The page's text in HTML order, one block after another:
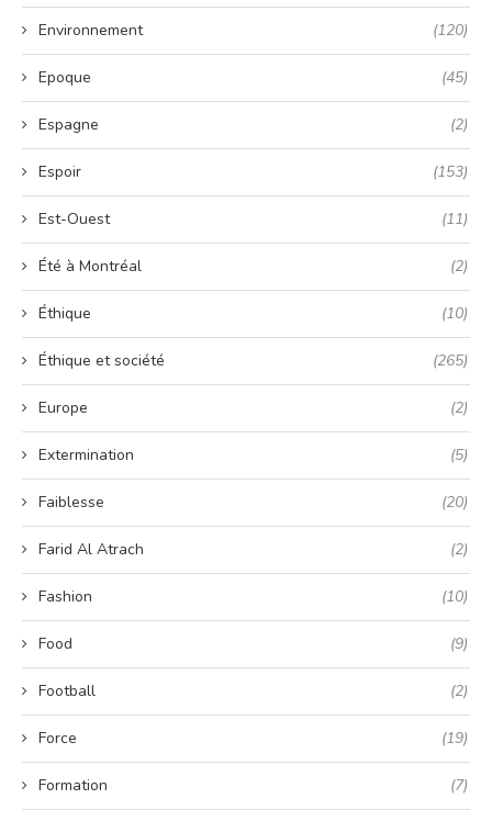
Environnement (120)
Epoque (45)
Espagne (2)
Espoir (153)
Est-Ouest (11)
Été à Montréal (2)
Éthique (10)
Éthique et société (265)
Europe (2)
Extermination (5)
Faiblesse (20)
Farid Al Atrach (2)
Fashion (10)
Food (9)
Football (2)
Force (19)
Formation (7)